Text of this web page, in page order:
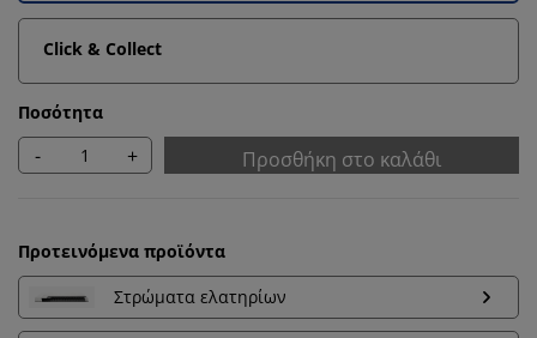
Click & Collect
Ποσότητα
- + Προσθήκη στο καλάθι
Προτεινόμενα προϊόντα
Στρώματα ελατηρίων